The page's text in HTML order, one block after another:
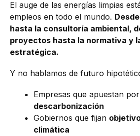
El auge de las energías limpias
empleos en todo el mundo.
hasta la consultoría ambiental,
proyectos hasta la normativa y
estratégica.
Y no hablamos de futuro
Empresas que apuestan
descarbonización
Gobiernos que fijan
climática